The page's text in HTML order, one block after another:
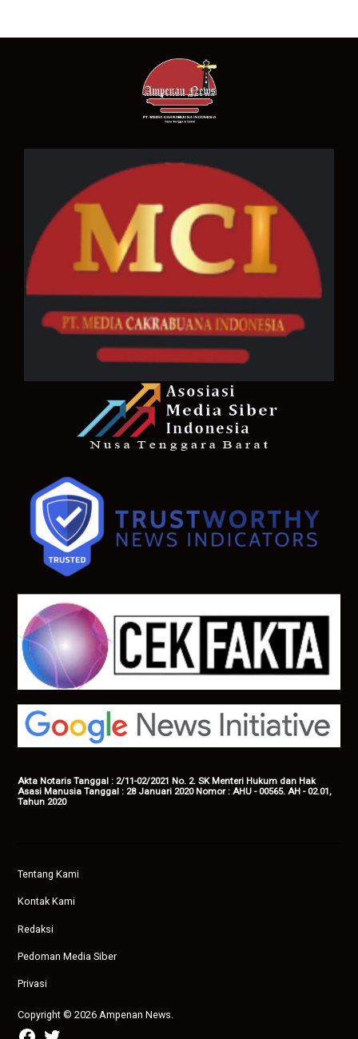
Akta Notaris Tanggal : 2/11-02/2021 No. 2. SK Menteri Hukum dan Hak
Asasi Manusia Tanggal : 28 Januari 2020 Nomor : AHU - 00565. AH - 02.01,
Tahun 2020
Tentang Kami
Kontak Kami
Redaksi
Pedoman Media Siber
Privasi
Copyright © 2026 Ampenan News.
facebook
twitter